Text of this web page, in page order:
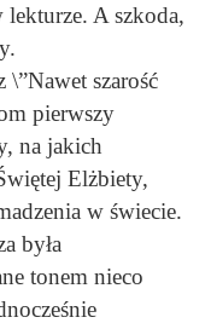
lekturze. A szkoda,
\”Nawet szarość
pierwszy
na jakich
Elżbiety,
w świecie.
była
tonem nieco